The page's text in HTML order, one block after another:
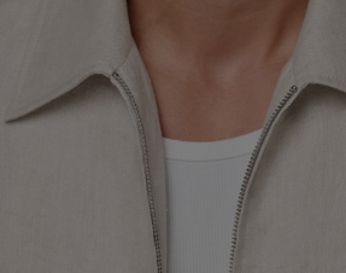
Pantalones de smoking a medida
Camisas de smoking a medida
Cómo funciona